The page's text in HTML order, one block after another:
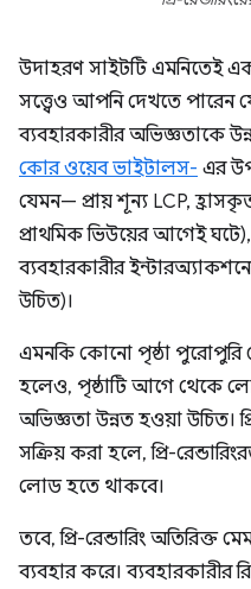
উদাহরণ সাইটটি এমনিতেই
সত্ত্বেও আপনি দেখতে পারেন যে
ব্যবহারকারীর অভিজ্ঞতাকে
কোর ওয়েব ভাইটালস- এর
যেমন— প্রায় শূন্য LCP,
প্রাথমিক ভিউয়ের আগেই
ব্যবহারকারীর
উচিত)।
এমনকি কোনো পৃষ্ঠা
হলেও, পৃষ্ঠাটি আগে থেকে
অভিজ্ঞতা উন্নত হওয়া উচিত।
সক্রিয় করা হলে, প্রি-
লোড হতে থাকবে।
তবে, প্রি-রেন্ডারিং অতিরিক্ত
ব্যবহার করে। ব্যবহারকারীর